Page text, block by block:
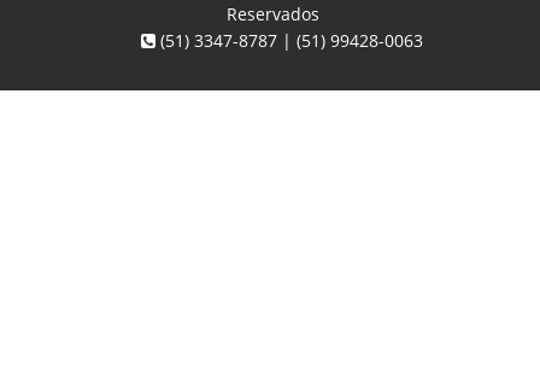
Reservados
(51) 3347-8787 | (51) 99428-0063